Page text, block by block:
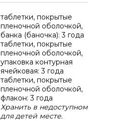
таблетки, покрытые
пленочной оболочкой,
банка (баночка): 3 года
таблетки, покрытые
пленочной оболочкой,
упаковка контурная
ячейковая: 3 года
таблетки, покрытые
пленочной оболочкой,
флакон: 3 года
Хранить в недоступном
для детей месте.